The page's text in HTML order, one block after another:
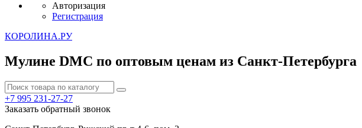
Авторизация
Регистрация
КОРОЛИНА.РУ
Мулине DMC по оптовым ценам из Санкт-Петербурга
+7 995 231-27-27
Заказать обратный звонок